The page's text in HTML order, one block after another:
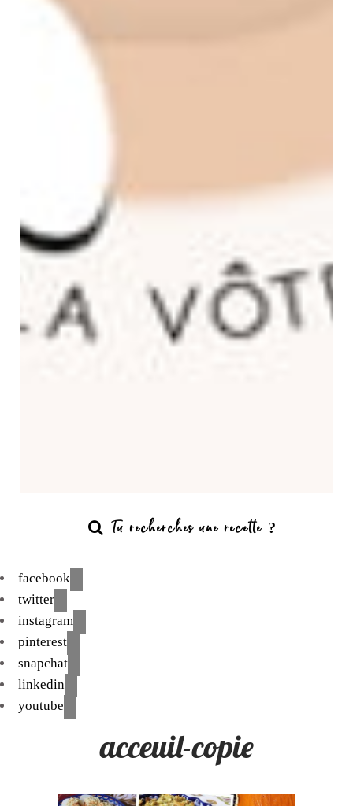
facebook
twitter
instagram
pinterest
snapchat
linkedin
youtube
acceuil-copie